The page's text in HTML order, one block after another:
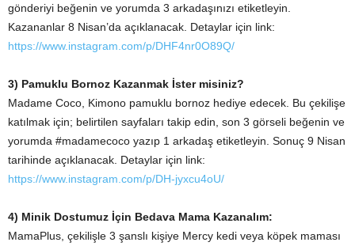
gönderiyi beğenin ve yorumda 3 arkadaşınızı etiketleyin.
Kazananlar 8 Nisan’da açıklanacak. Detaylar için link:
https://www.instagram.com/p/DHF4nr0O89Q/
3) Pamuklu Bornoz Kazanmak İster misiniz?
Madame Coco, Kimono pamuklu bornoz hediye edecek. Bu çekilişe
katılmak için; belirtilen sayfaları takip edin, son 3 görseli beğenin ve
yorumda #madamecoco yazıp 1 arkadaş etiketleyin. Sonuç 9 Nisan
tarihinde açıklanacak. Detaylar için link:
https://www.instagram.com/p/DH-jyxcu4oU/
4) Minik Dostumuz İçin Bedava Mama Kazanalım:
MamaPlus, çekilişle 3 şanslı kişiye Mercy kedi veya köpek maması